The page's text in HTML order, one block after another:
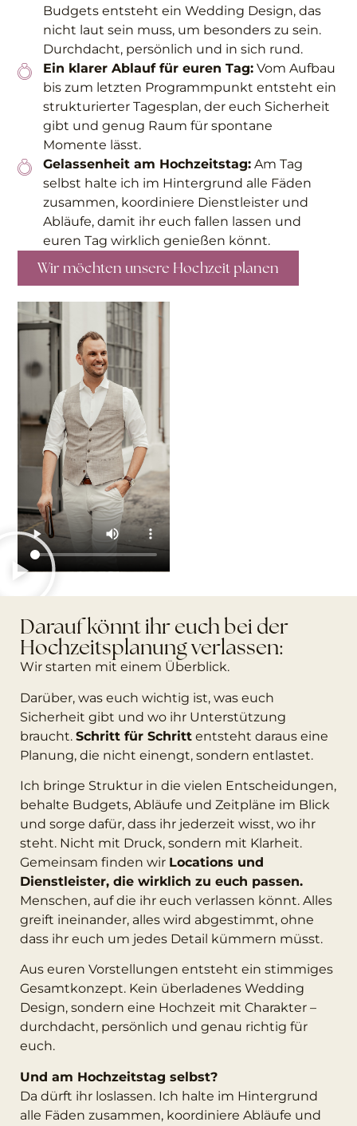
Budgets entsteht ein Wedding Design, das
nicht laut sein muss, um besonders zu sein.
Durchdacht, persönlich und in sich rund.
Ein klarer Ablauf für euren Tag:Vom Aufbau
bis zum letzten Programmpunkt entsteht ein
strukturierter Tagesplan, der euch Sicherheit
gibt und genug Raum für spontane
Momente lässt.
Gelassenheit am Hochzeitstag:Am Tag
selbst halte ich im Hintergrund alle Fäden
zusammen, koordiniere Dienstleister und
Abläufe, damit ihr euch fallen lassen und
euren Tag wirklich genießen könnt.
Wir möchten unsere Hochzeit planen
Darauf könnt ihr euch bei der
Hochzeitsplanung verlassen:
Wir starten mit einem Überblick.
Darüber, was euch wichtig ist, was euch
Sicherheit gibt und wo ihr Unterstützung
braucht. Schritt für Schritt entsteht daraus eine
Planung, die nicht einengt, sondern entlastet.
Ich bringe Struktur in die vielen Entscheidungen,
behalte Budgets, Abläufe und Zeitpläne im Blick
und sorge dafür, dass ihr jederzeit wisst, wo ihr
steht. Nicht mit Druck, sondern mit Klarheit.
Gemeinsam finden wir Locations und
Dienstleister, die wirklich zu euch passen.
Menschen, auf die ihr euch verlassen könnt. Alles
greift ineinander, alles wird abgestimmt, ohne
dass ihr euch um jedes Detail kümmern müsst.
Aus euren Vorstellungen entsteht ein stimmiges
Gesamtkonzept. Kein überladenes Wedding
Design, sondern eine Hochzeit mit Charakter –
durchdacht, persönlich und genau richtig für
euch.
Und am Hochzeitstag selbst?
Da dürft ihr loslassen. Ich halte im Hintergrund
alle Fäden zusammen, koordiniere Abläufe und